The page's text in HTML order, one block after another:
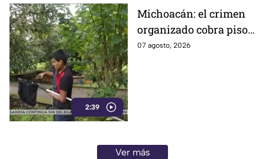
2:39
Michoacán: el crimen
organizado cobra piso
y el aguacate paga las
07 agosto, 2026
Ver más